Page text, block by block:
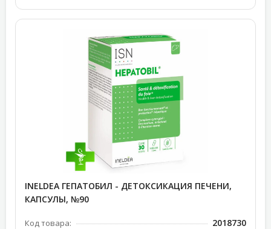
INELDEA ГЕПАТОБИЛ - ДЕТОКСИКАЦИЯ ПЕЧЕНИ,
КАПСУЛЫ, №90
Код товара: 2018730